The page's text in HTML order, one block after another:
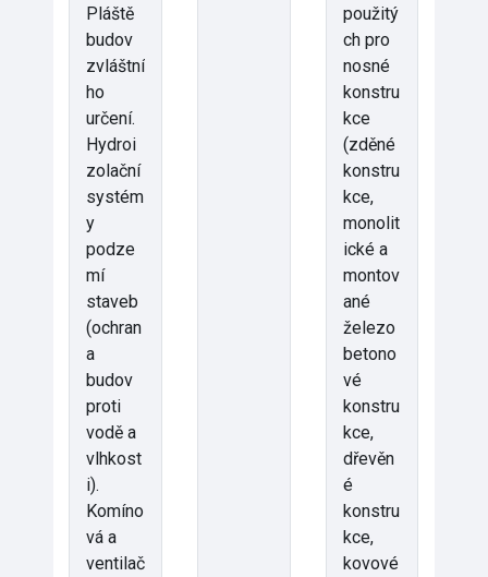
Pláště
budov
zvláštní
ho
určení.
Hydroi
zolační
systém
y
podze
mí
staveb
(ochran
a
budov
proti
vodě a
vlhkost
i).
Komíno
vá a
ventilač
použitý
ch pro
nosné
konstru
kce
(zděné
konstru
kce,
monolit
ické a
montov
ané
železo
betono
vé
konstru
kce,
dřevěn
é
konstru
kce,
kovové